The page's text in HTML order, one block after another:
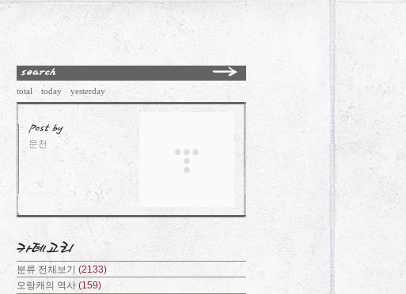
total today yesterday
문천
분류 전체보기 (2133)
오랑캐의 역사 (159)